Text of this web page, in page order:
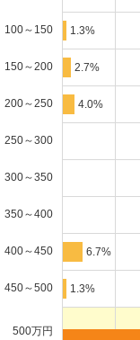
100～150 1.3%
150～200 2.7%
200～250 4.0%
250～300
300～350
350～400
400～450 6.7%
450～500 1.3%
500万円